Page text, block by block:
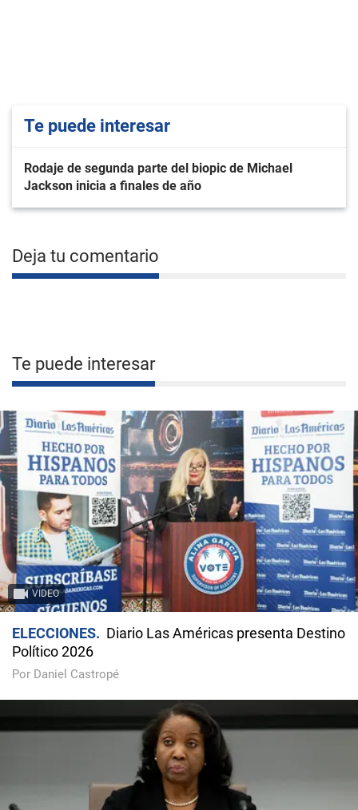
Te puede interesar
Rodaje de segunda parte del biopic de Michael
Jackson inicia a finales de año
Deja tu comentario
Te puede interesar
VIDEO
ELECCIONES
Diario Las Américas presenta Destino
Político 2026
Por Daniel Castropé